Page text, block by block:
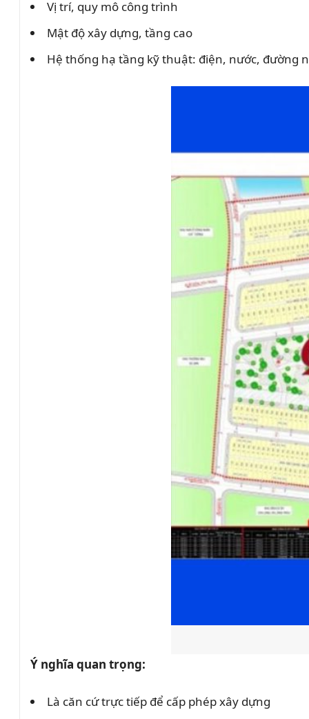
Vị trí, quy mô công trình
Mật độ xây dựng, tầng cao
Hệ thống hạ tầng kỹ thuật: điện, nước, đường
Ý nghĩa quan trọng:
Là căn cứ trực tiếp để cấp phép xây dựng